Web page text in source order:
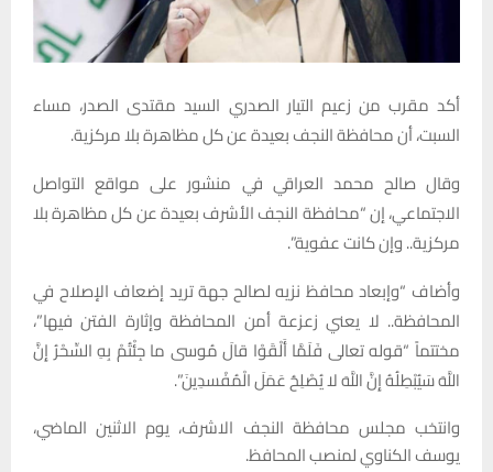
أكد مقرب من زعيم التيار الصدري السيد مقتدى الصدر، مساء
السبت،أنمحافظةالنجفبعيدةعنكلمظاهرةبلامركزية.
وقال صالح محمد العراقي في منشور على مواقع التواصل
الاجتماعي، إن “محافظة النجف الأشرف بعيدة عن كل مظاهرة بلا
مركزية.. وإن كانت عفوية”.
وأضاف “وإبعاد محافظ نزيه لصالح جهة تريد إضعاف الإصلاح في
المحافظة.. لا يعني زعزعة أمن المحافظة وإثارة الفتن فيها”،
مختتماً “قوله تعالى فَلَمَّا أَلْقَوْا قالَ مُوسى‏ ما جِئْتُمْ بِهِ السِّحْرُ إِنَّ
اللَّهَ سَيُبْطِلُهُ إِنَّ اللَّهَ لا يُصْلِحُ عَمَلَ الْمُفْسدِينَ”.
وانتخب مجلس محافظة النجف الاشرف، يوم الاثنين الماضي،
يوسف الكناوي لمنصب المحافظ.